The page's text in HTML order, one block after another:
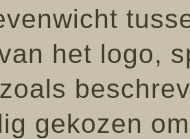
het logo,
gekozen